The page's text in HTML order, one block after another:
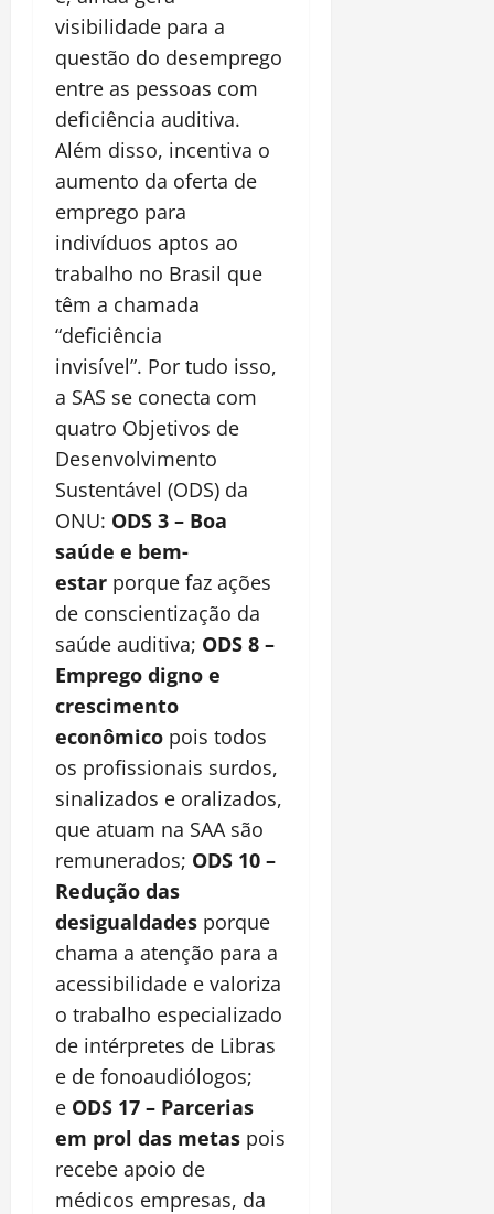
visibilidade para a
questão do desemprego
entre as pessoas com
deficiência auditiva.
Além disso, incentiva o
aumento da oferta de
emprego para
indivíduos aptos ao
trabalho no Brasil que
têm a chamada
“deficiência
invisível”. Por tudo isso,
a SAS se conecta com
quatro Objetivos de
Desenvolvimento
Sustentável (ODS) da
ONU: ODS 3 – Boa
saúde e bem-
estar porque faz ações
de conscientização da
saúde auditiva; ODS 8 –
Emprego digno e
crescimento
econômico pois todos
os profissionais surdos,
sinalizados e oralizados,
que atuam na SAA são
remunerados; ODS 10 –
Redução das
desigualdades porque
chama a atenção para a
acessibilidade e valoriza
o trabalho especializado
de intérpretes de Libras
e de fonoaudiólogos;
e ODS 17 – Parcerias
em prol das metas pois
recebe apoio de
médicos empresas, da